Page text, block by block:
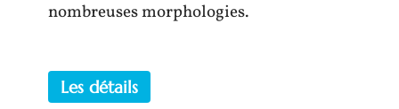
nombreuses morphologies.
Les détails